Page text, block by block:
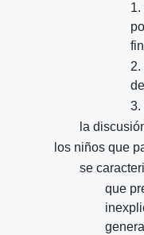
1.
3.
la
los niños que
se
que